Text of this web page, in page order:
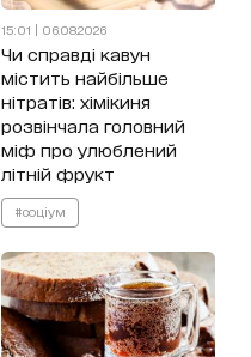
15:01 | 06.08.2026
Чи справді кавун
містить найбільше
нітратів: хімікиня
розвінчала головний
міф про улюблений
літній фрукт
#соціум